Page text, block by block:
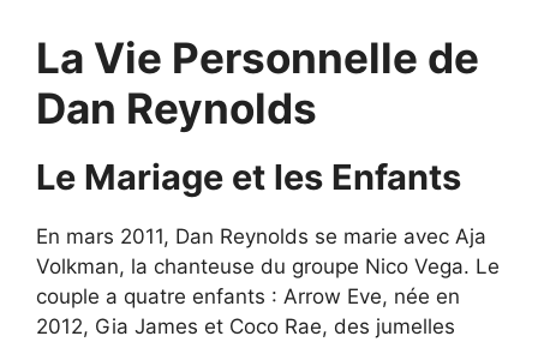
La Vie Personnelle de
Dan Reynolds
Le Mariage et les Enfants
En mars 2011, Dan Reynolds se marie avec Aja
Volkman, la chanteuse du groupe Nico Vega. Le
couple a quatre enfants : Arrow Eve, née en
2012, Gia James et Coco Rae, des jumelles